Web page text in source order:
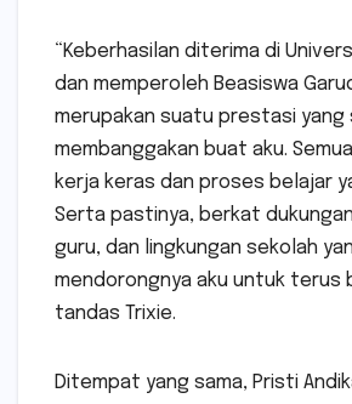
“Keberhasilan diterima di
dan memperoleh Beasiswa
merupakan suatu prestasi yang
membanggakan buat aku.
kerja keras dan proses belajar
Serta pastinya, berkat
guru, dan lingkungan sekolah
mendorongnya aku untuk terus
tandas Trixie.
Ditempat yang sama, Pristi